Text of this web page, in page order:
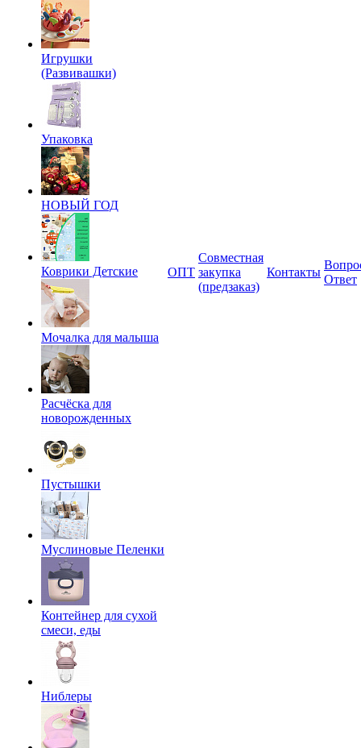
Игрушки
(Развивашки)
Упаковка
НОВЫЙ ГОД
Коврики Детские
Мочалка для малыша
Расчёска для
новорожденных
Пустышки
Муслиновые Пеленки
Контейнер для сухой
смеси, еды
Ниблеры
ОПТ
Совместная
закупка
(предзаказ)
Контакты
Ответ